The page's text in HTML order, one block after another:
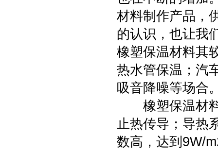
材料制作产品，
的认识，也让我
橡塑保温材料其
热水管保温；汽
吸音降噪等场合
橡塑保温材料
止热传导；导热
数高，达到9W/